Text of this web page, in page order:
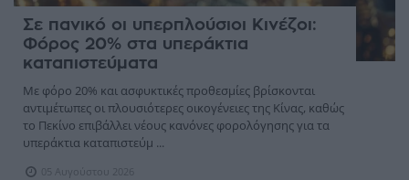
Σε πανικό οι υπερπλούσιοι Κινέζοι:
Φόρος 20% στα υπεράκτια
καταπιστεύματα
Με φόρο 20% και ασφυκτικές προθεσμίες βρίσκονται
αντιμέτωπες οι πλουσιότερες οικογένειες της Κίνας, καθώς
το Πεκίνο επιβάλλει νέους κανόνες φορολόγησης για τα
υπεράκτια καταπιστεύμ ...
05 Αυγούστου 2026